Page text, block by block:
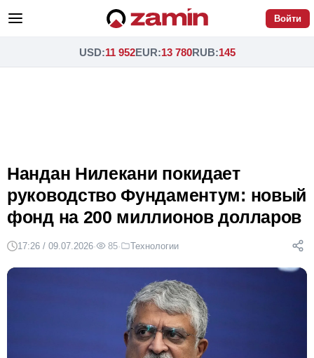
Войти
USD:11 952EUR:13 780RUB:145
Нандан Нилекани покидает
руководство Фундаментум: новый
фонд на 200 миллионов долларов
17:26 / 09.07.2026· 85· Технологии